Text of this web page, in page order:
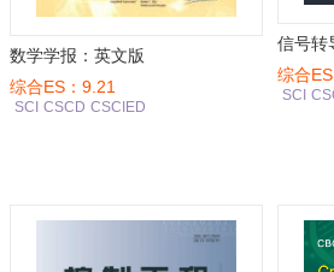
数学学报：英文版
综合ES：9.21
SCI CSCD CSCIED
信号转
综合
SCI